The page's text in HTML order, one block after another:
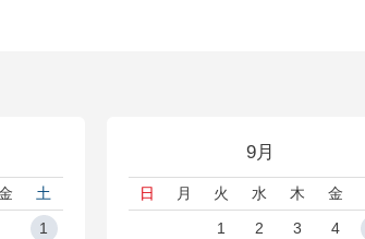
土
1
9月
日 月 火 水 木 金
1
2 3 4